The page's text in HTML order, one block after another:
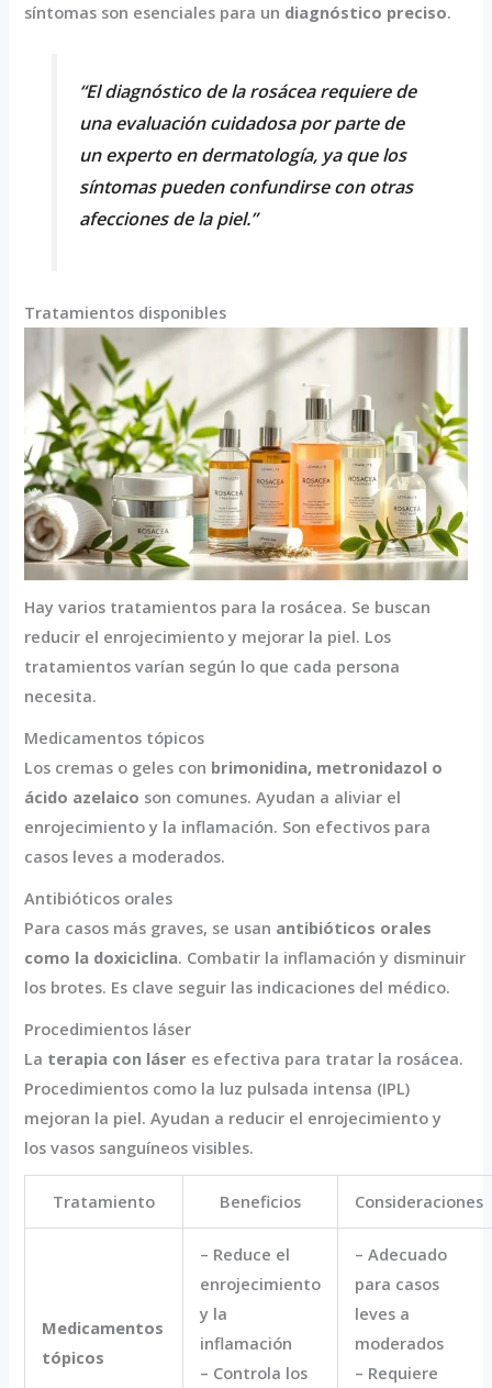
síntomas son esenciales para un diagnóstico preciso.
“El diagnóstico de la rosácea requiere de
una evaluación cuidadosa por parte de
un experto en dermatología, ya que los
síntomas pueden confundirse con otras
afecciones de la piel.”
Tratamientos disponibles
Hay varios tratamientos para la rosácea. Se buscan
reducir el enrojecimiento y mejorar la piel. Los
tratamientos varían según lo que cada persona
necesita.
Medicamentos tópicos
Los cremas o geles con brimonidina, metronidazol o
ácido azelaico son comunes. Ayudan a aliviar el
enrojecimiento y la inflamación. Son efectivos para
casos leves a moderados.
Antibióticos orales
Para casos más graves, se usan antibióticos orales
como la doxiciclina. Combatir la inflamación y disminuir
los brotes. Es clave seguir las indicaciones del médico.
Procedimientos láser
La terapia con láser es efectiva para tratar la rosácea.
Procedimientos como la luz pulsada intensa (IPL)
mejoran la piel. Ayudan a reducir el enrojecimiento y
los vasos sanguíneos visibles.
Tratamiento Beneficios Consideraciones
Medicamentos
tópicos
– Reduce el
enrojecimiento
y la
inflamación
– Controla los
– Adecuado
para casos
leves a
moderados
– Requiere